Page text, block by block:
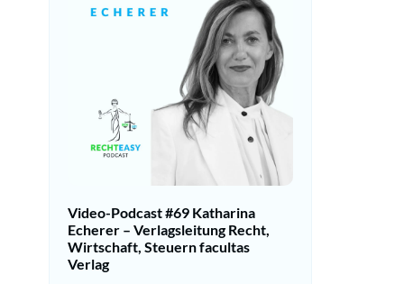
Video-Podcast #69 Katharina
Echerer – Verlagsleitung Recht,
Wirtschaft, Steuern facultas
Verlag